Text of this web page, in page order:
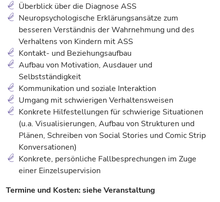
Überblick über die Diagnose ASS
Neuropsychologische Erklärungsansätze zum
besseren Verständnis der Wahrnehmung und des
Verhaltens von Kindern mit ASS
Kontakt- und Beziehungsaufbau
Aufbau von Motivation, Ausdauer und
Selbstständigkeit
Kommunikation und soziale Interaktion
Umgang mit schwierigen Verhaltensweisen
Konkrete Hilfestellungen für schwierige Situationen
(u.a. Visualisierungen, Aufbau von Strukturen und
Plänen, Schreiben von Social Stories und Comic Strip
Konversationen)
Konkrete, persönliche Fallbesprechungen im Zuge
einer Einzelsupervision
Termine und Kosten: siehe Veranstaltung